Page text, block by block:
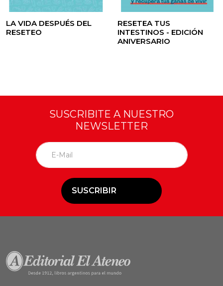
LA VIDA DESPUÉS DEL
RESETEO
RESETEA TUS
INTESTINOS - EDICIÓN
ANIVERSARIO
SUSCRIBITE A NUESTRO
NEWSLETTER
SUSCRIBIR